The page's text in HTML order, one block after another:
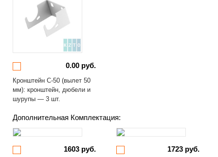
0.00 руб.
Кронштейн С-50 (вылет 50
мм): кронштейн, дюбели и
шурупы — 3 шт.
Дополнительная Комплектация:
1603 руб. 1723 руб.